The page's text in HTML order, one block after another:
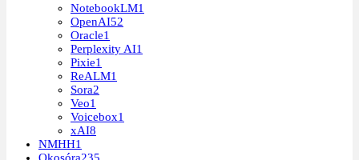
NotebookLM1
OpenAI52
Oracle1
Perplexity AI1
Pixie1
ReALM1
Sora2
Veo1
Voicebox1
xAI8
NMHH1